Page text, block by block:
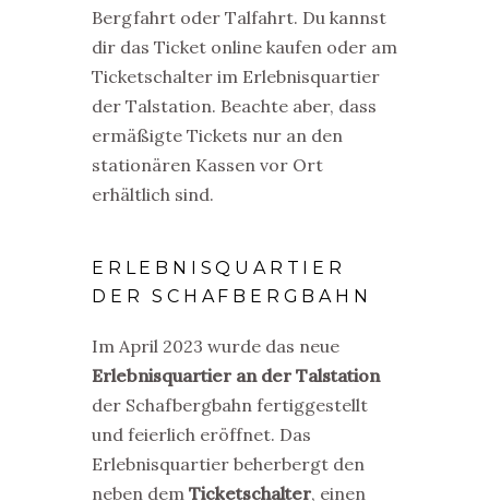
Bergfahrt oder Talfahrt. Du kannst
dir das Ticket online kaufen oder am
Ticketschalter im Erlebnisquartier
der Talstation. Beachte aber, dass
ermäßigte Tickets nur an den
stationären Kassen vor Ort
erhältlich sind.
ERLEBNISQUARTIER
DER SCHAFBERGBAHN
Im April 2023 wurde das neue
Erlebnisquartier an der Talstation
der Schafbergbahn fertiggestellt
und feierlich eröffnet. Das
Erlebnisquartier beherbergt den
neben dem Ticketschalter, einen